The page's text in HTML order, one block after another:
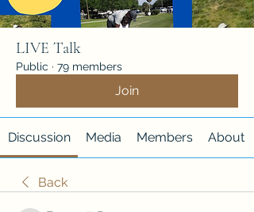
LIVE Talk
Public · 79 members
Join
Discussion Media Members About
Back